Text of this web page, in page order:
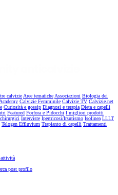
calvizieAree tematicheAssociazioni Biologia dei
Calvizie Femminile Calvizie TV Calvizie.net
Curiosità e gossip Diagnosi e terapia Dieta e capelli
Featured Forfora e Pidocchi I migliori prodotti
Interviste Ipertricosi/Irsutismo Isolinea LLLT
Telogen Effluvium Trapianto di capelli Trattamenti
post profilo